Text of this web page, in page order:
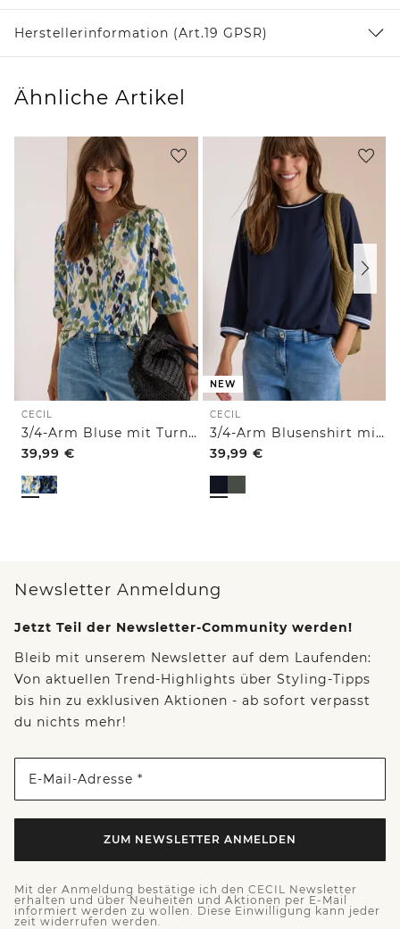
Herstellerinformation (Art.19 GPSR)
Ähnliche Artikel
CECIL
3/4-Arm Bluse mit Turn-Up und Print
39,99 €
NEW
CECIL
3/4-Arm Blusenshirt mit Kontrastdetails
39,99 €
Newsletter Anmeldung
Jetzt Teil der Newsletter-Community werden!
Bleib mit unserem Newsletter auf dem Laufenden:
Von aktuellen Trend-Highlights über Styling-Tipps
bis hin zu exklusiven Aktionen - ab sofort verpasst
du nichts mehr!
E-Mail-Adresse *
ZUM NEWSLETTER ANMELDEN
Mit der Anmeldung bestätige ich den CECIL Newsletter
erhalten und über Neuheiten und Aktionen per E-Mail
informiert werden zu wollen. Diese Einwilligung kann jeder
zeit widerrufen werden.